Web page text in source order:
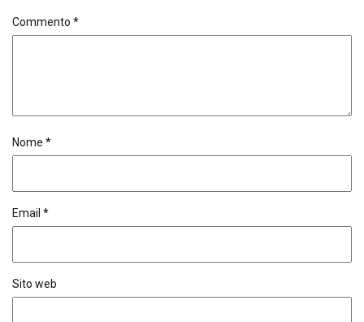
Commento *
Nome *
Email *
Sito web